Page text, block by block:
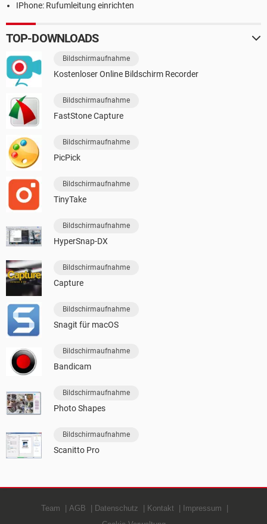
IPhone: Rufumleitung einrichten
TOP-DOWNLOADS
Bildschirmaufnahme
Kostenloser Online Bildschirm Recorder
Bildschirmaufnahme
FastStone Capture
Bildschirmaufnahme
PicPick
Bildschirmaufnahme
TinyTake
Bildschirmaufnahme
HyperSnap-DX
Bildschirmaufnahme
Capture
Bildschirmaufnahme
Snagit für macOS
Bildschirmaufnahme
Bandicam
Bildschirmaufnahme
Photo Shapes
Bildschirmaufnahme
Scanitto Pro
Team AGB Datenschutz Kontakt
Impressum